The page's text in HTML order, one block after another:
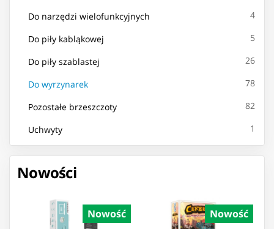
Do narzędzi wielofunkcyjnych 4
Do piły kabląkowej 5
Do piły szablastej 26
Do wyrzynarek 78
Pozostałe brzeszczoty 82
Uchwyty 1
Nowości
Nowość Nowość